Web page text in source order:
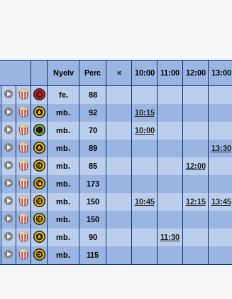
Nyelv Perc « 10:00 11:00 12:00 13:00
fe. 88
mb. 92 10:15
mb. 70 10:00
mb. 89 13:30
mb. 85 12:00
mb. 173
mb. 150 10:45 12:15 13:45
mb. 150
mb. 90 11:30
mb. 115